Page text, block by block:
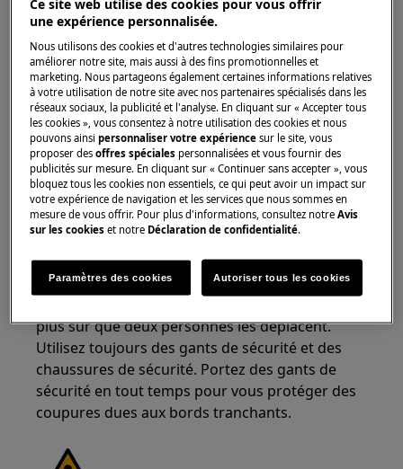
ATTENTION !RISQUE DE BLESSURE
Faites toujours attention lorsque vous déplacez
plus sûr que deux personnes les déplacent.
Utilisez toujours des gants de sécurité et des
chaussures de sécurité. Portez des gants de
sécurité en tout temps pour vous protéger des
coupures dues aux bords tranchants.
Ce site web utilise des cookies pour vous offrir
une expérience personnalisée.
Nous utilisons des cookies et d'autres technologies similaires pour
améliorer notre site, mais aussi à des fins promotionnelles et
marketing. Nous partageons également certaines informations relatives
à votre utilisation de notre site avec nos partenaires spécialisés dans les
réseaux sociaux, la publicité et l'analyse. En cliquant sur « Accepter tous
les cookies », vous consentez à notre utilisation des cookies et nous
pouvons ainsipersonnaliser votre expériencesur le site, vous
proposer desoffres spéciales personnalisées et vous fournir des
publicités sur mesure. En cliquant sur « Continuer sans accepter », vous
bloquez tous les cookies non essentiels, ce qui peut avoir un impact sur
votre expérience de navigation et les services que nous sommes en
mesure de vous offrir. Pour plus d'informations, consultez notreAvis
sur les cookies et notre Déclaration de confidentialité.
Paramètres des cookies Autoriser tous les cookies